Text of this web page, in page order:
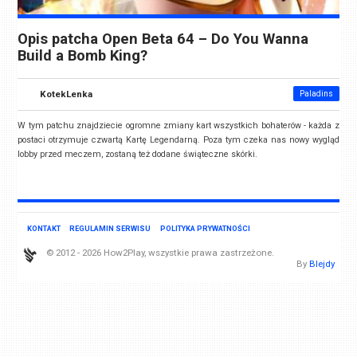
Opis patcha Open Beta 64 – Do You Wanna
Build a Bomb King?
KotekLenka Paladins
W tym patchu znajdziecie ogromne zmiany kart wszystkich bohaterów - każda z
postaci otrzymuje czwartą Kartę Legendarną. Poza tym czeka nas nowy wygląd
lobby przed meczem, zostaną też dodane świąteczne skórki.
KONTAKT REGULAMIN SERWISU POLITYKA PRYWATNOŚCI
© 2012 - 2026 How2Play, wszystkie prawa zastrzeżone.
By Blejdy